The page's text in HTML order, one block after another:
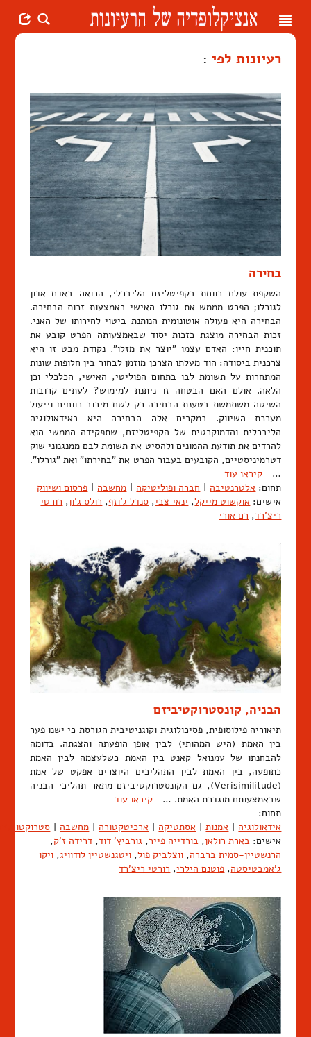
Toggle
רעיונות לפי :
בחירה
השקפת עולם רווחת בקפיטליזם הליברלי, הרואה באדם אדון
לגורלו; הפרט מממש את גורלו האישי באמצעות זכות הבחירה.
הבחירה היא פעולה אוטונומית הנותנת ביטוי לחירותו של האני.
זכות הבחירה מוצגת כזכות יסוד שבאמצעותה הפרט קובע את
תוכנית חייו: האדם עצמו "יוצר את מזלו". נקודת מבט זו היא
צרכנית ביסודה: הוד מעלתו הצרכן מוזמן לבחור בין חלופות שונות
המתחרות על תשומת לבו בתחום הפוליטי, האישי, הכלכלי וכן
הלאה. אולם האם הבטחה זו ניתנת למימוש? לעתים קרובות
השיטה משתמשת בטענת הבחירה רק לשם מירוב רווחים וייעול
מערכת השיווק. במקרים אלה הבחירה היא באידאולוגיה
הליברלית והדמוקרטית של הקפיטליזם, שתפקידה הממשי הוא
להרדים את תודעת ההמונים ולהסיט את תשומת לבם ממנגנוני שוק
דטרמיניסטיים, הקובעים בעבור הפרט את "בחירתו" ואת "גורלו".
… קיראו עוד
תחום: אלטרנטיבה | חברה ופוליטיקה | מחשבה | פרסום ושיווק
אישים: אוקשוט מייקל, ינאי צבי, סנדל ג'וזף, רולס ג'ון, רורטי
ריצ'רד, רם אורי
הבניה, קונסטרוקטיביזם
תיאוריה פילוסופית, פסיכולוגית וקוגניטיבית הגורסת כי ישנו פער
בין האמת (היש המהותי) לבין אופן הופעתה והצגתה. בדומה
להבחנתו של עמנואל קאנט בין האמת כשלעצמה לבין האמת
כתופעה, בין האמת לבין התהליכים היוצרים אפקט של אמת
(Verisimilitude), גם הקונסטרוקטיביזם מתאר תהליכי הבניה
שבאמצעותם מוגדרת האמת. … קיראו עוד
תחום:
אידאולוגיה
אמנות אסתטיקה ארכיטקטורה מחשבה
אישים: בארת רולאן, בורדייה פייר, גורביץ' דוד, דרידה ז'ק,
הרנשטיין-סמית ברברה, ווצלביק פול, ויטגנשטיין לודוויג, ויקו
ג'אמבטיסטה, פוטנם הילרי, רורטי ריצ'רד